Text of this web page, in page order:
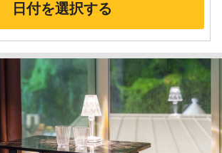
日付を選択する